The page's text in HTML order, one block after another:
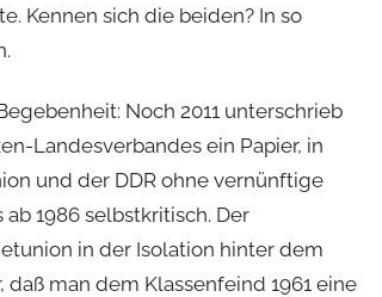
Kennen sich die beiden? In so
Noch 2011 unterschrieb
Landesverbandes ein Papier, in
und der DDR ohne vernünftige
1986 selbstkritisch. Der
in der Isolation hinter dem
man dem Klassenfeind 1961 eine